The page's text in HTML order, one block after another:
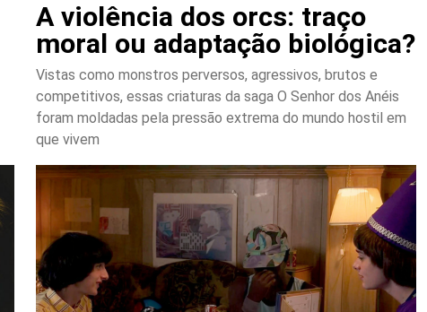
A violência dos orcs: traço
moral ou adaptação biológica?
Vistas como monstros perversos, agressivos, brutos e
competitivos, essas criaturas da saga O Senhor dos Anéis
foram moldadas pela pressão extrema do mundo hostil em
que vivem